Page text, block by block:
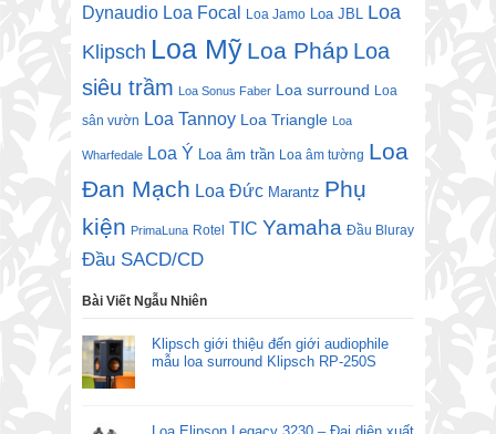
Dynaudio Loa Focal Loa Jamo Loa JBL Loa
Klipsch Loa Mỹ Loa Pháp Loa
siêu trầm
Loa Sonus Faber Loa surround Loa
sân vườn Loa Tannoy Loa Triangle Loa
Wharfedale Loa Ý Loa âm trần Loa âm tường Loa
Đan Mạch Loa Đức Marantz Phụ
kiện PrimaLuna Rotel TIC Yamaha Đầu Bluray
Đầu SACD/CD
Bài Viết Ngẫu Nhiên
Klipsch giới thiệu đến giới audiophile
mẫu loa surround Klipsch RP-250S